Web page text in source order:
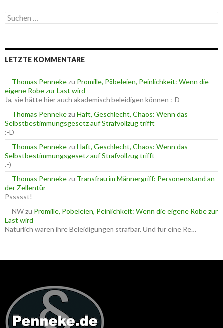
g
o
n
S
u
e
n
c
h
:
LETZTE KOMMENTARE
Thomas Pennekezu Promille, Pöbeleien, Peinlichkeit: Wenn die
eigene Robe zur Last wird
Ja, sie hätte hier auch akademisch beleidigen können :-D
Thomas Pennekezu Haft, Geschlecht, Chaos: Wenn das
Selbstbestimmungsgesetz auf Strafvollzug trifft
:-D
Thomas Pennekezu Haft, Geschlecht, Chaos: Wenn das
Selbstbestimmungsgesetz auf Strafvollzug trifft
:-)
Thomas Pennekezu Transfrau im Männergriff: Personenstand an
der Zellentür
Pssssst!
NWzu Promille, Pöbeleien, Peinlichkeit: Wenn die eigene Robe zur
Last wird
Natürlich waren ihre Beleidigungen strafbar. Und für eine Re…